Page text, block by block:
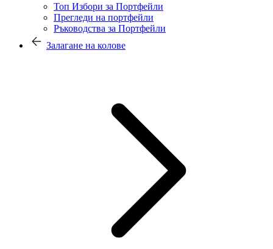
Топ Избори за Портфейли
Прегледи на портфейли
Ръководства за Портфейли
Залагане на колове